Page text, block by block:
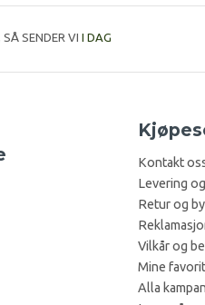
SÅ SENDER VI I DAG
Kontakt
Levering
Retur og
Vilkår og
Mine
Alla